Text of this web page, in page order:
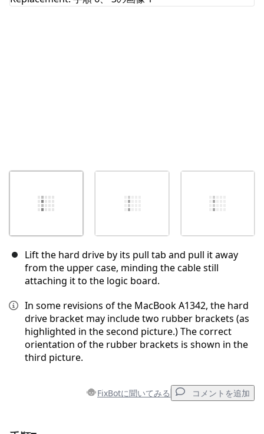
Lift the hard drive by its pull tab and pull it away
from the upper case, minding the cable still
attaching it to the logic board.
In some revisions of the MacBook A1342, the hard
drive bracket may include two rubber brackets (as
highlighted in the second picture.) The correct
orientation of the rubber brackets is shown in the
third picture.
FixBotに聞いてみる コメントを追加